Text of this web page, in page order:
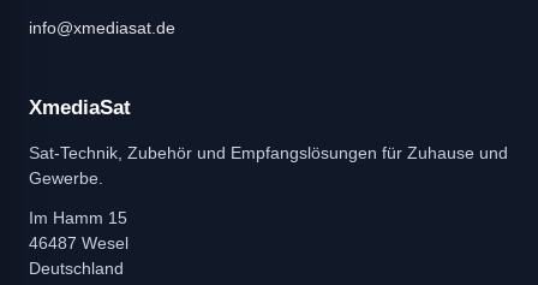
info@xmediasat.de
XmediaSat
Sat-Technik, Zubehör und Empfangslösungen für Zuhause und
Gewerbe.
Im Hamm 15
46487 Wesel
Deutschland